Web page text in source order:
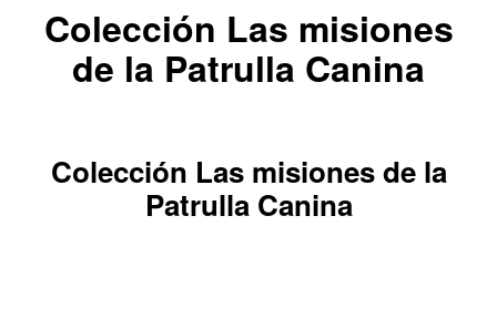
Colección Las misiones
de la Patrulla Canina
Colección Las misiones de la
Patrulla Canina